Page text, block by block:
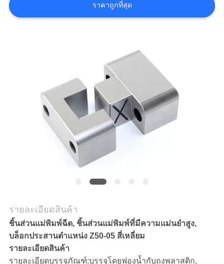
เสนอ
เว็บไซต์
PRIVACY
ราคาถูกที่สุด
รายละเอียดสินค้า
ชิ้นส่วนแม่พิมพ์ฉีด, ชิ้นส่วนแม่พิมพ์ที่มีความแม่นยำสูง,
บล็อกประสานตำแหน่ง Z50-05 สี่เหลี่ยม
รายละเอียดสินค้า
รายละเอียดบรรจุภัณฑ์:บรรจุโดยฟองน้ำกับถุงพลาสติก,